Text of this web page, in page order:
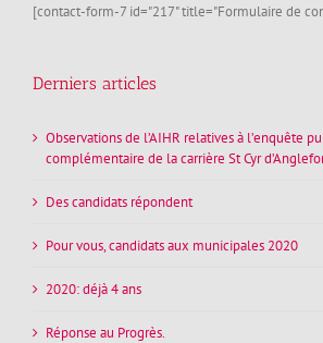
[contact-form-7 id="217" title="Formulaire de
Derniers articles
Observations de l’AIHR relatives à l’enquête
complémentaire de la carrière St Cyr
Des candidats répondent
Pour vous, candidats aux municipales 2020
2020: déjà 4 ans
Réponse au Progrès.